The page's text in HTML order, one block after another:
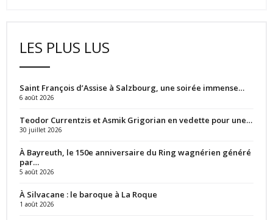
LES PLUS LUS
Saint François d’Assise à Salzbourg, une soirée immense…
6 août 2026
Teodor Currentzis et Asmik Grigorian en vedette pour une…
30 juillet 2026
À Bayreuth, le 150e anniversaire du Ring wagnérien généré
par…
5 août 2026
À Silvacane : le baroque à La Roque
1 août 2026